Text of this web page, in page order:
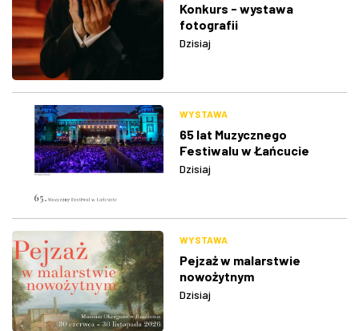
Konkurs - wystawa
fotografii
Dzisiaj
WYSTAWA
65 lat Muzycznego
Festiwalu w Łańcucie
Dzisiaj
WYSTAWA
Pejzaż w malarstwie
nowożytnym
Dzisiaj